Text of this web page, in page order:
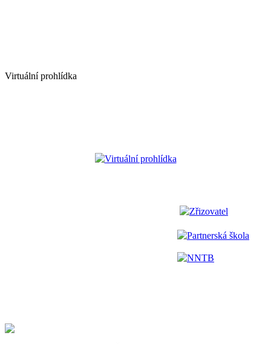
Virtuální prohlídka
Virtuální prohlídka
Zřizovatel
Partnerská škola
NNTB